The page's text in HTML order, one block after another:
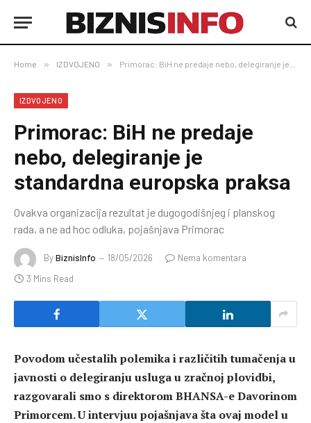
Home » IZDVOJENO » Primorac: BiH ne predaje nebo, delegiranje je standardna europska praksa
IZDVOJENO
Primorac: BiH ne predaje
nebo, delegiranje je
standardna europska praksa
Ovakva organizacija rezultat je dugogodišnjeg i planskog
rada, a ne ad hoc odluka, pojašnjava Primorac
ByBiznisInfo 18/05/2026
Nema komentara
3 Mins Read
Povodom učestalih polemika i različitih tumačenja u
javnosti o delegiranju usluga u zračnoj plovidbi,
razgovarali smo s direktorom BHANSA-e Davorinom
Primorcem. U intervjuu pojašnjava šta ovaj model u